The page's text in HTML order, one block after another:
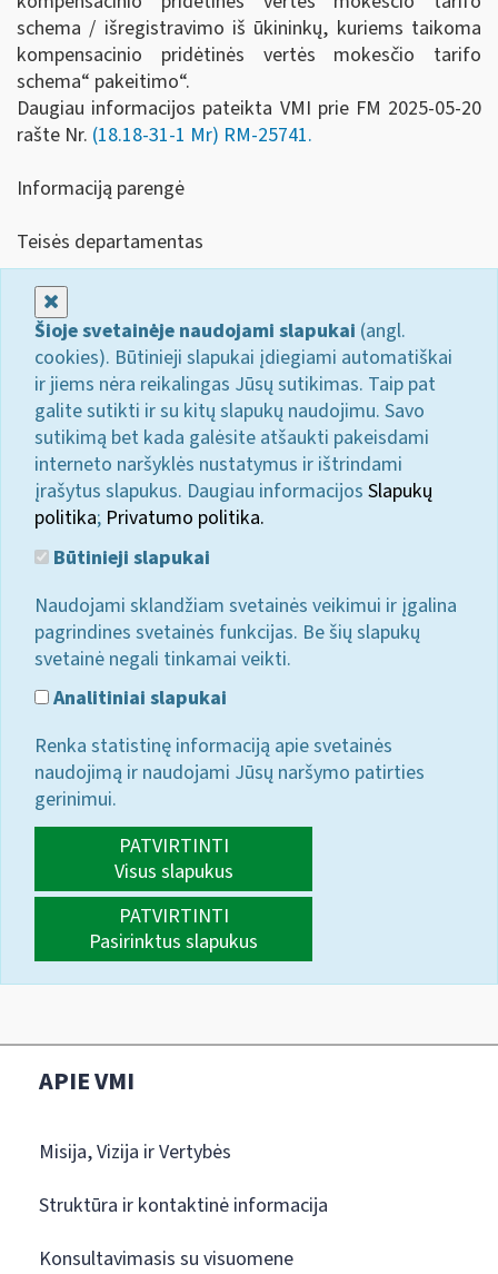
schema / išregistravimo iš ūkininkų, kuriems taikoma
kompensacinio pridėtinės vertės mokesčio tarifo
schema“ pakeitimo“.
Daugiau informacijos pateikta VMI prie FM 2025-05-20
rašte Nr. (18.18-31-1 Mr) RM-25741.
Informaciją parengė
Teisės departamentas
Šioje svetainėje naudojami slapukai (angl.
cookies). Būtinieji slapukai įdiegiami automatiškai
ir jiems nėra reikalingas Jūsų sutikimas. Taip pat
galite sutikti ir su kitų slapukų naudojimu. Savo
sutikimą bet kada galėsite atšaukti pakeisdami
interneto naršyklės nustatymus ir ištrindami
įrašytus slapukus. Daugiau informacijos Slapukų
politika; Privatumo politika.
Būtinieji slapukai
Naudojami sklandžiam svetainės veikimui ir įgalina
pagrindines svetainės funkcijas. Be šių slapukų
svetainė negali tinkamai veikti.
Analitiniai slapukai
Renka statistinę informaciją apie svetainės
naudojimą ir naudojami Jūsų naršymo patirties
gerinimui.
PATVIRTINTI
Visus slapukus
PATVIRTINTI
Pasirinktus slapukus
APIE VMI
Misija, Vizija ir Vertybės
Struktūra ir kontaktinė informacija
Konsultavimasis su visuomene